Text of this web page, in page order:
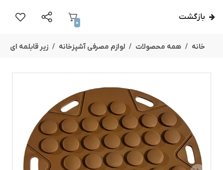
بازگشت
0
خانه همه محصولات لوازم مصرفی آشپزخانه زیر قابلمه ای